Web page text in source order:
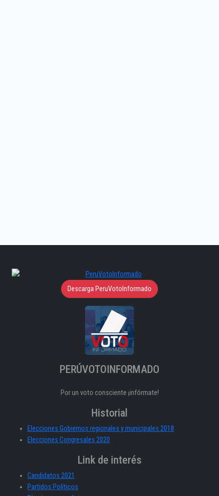
Descarga PeruVotoInformado
PERÚVOTOINFORMADO
Por un voto consciente ¡infórmate!
Historial
Elecciones Gobiernos regionales y municipales 2018
Elecciones Congresales 2020
Link de interés
Candidatos 2021
Partidos Políticos